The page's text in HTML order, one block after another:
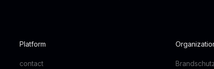
Platform
contact